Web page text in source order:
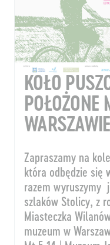
KOŁO
POŁOŻONE
WARSZAWIE
Zapraszamy na
która odbędzie się
razem wyruszymy
szlaków Stolicy, z
Miasteczka
muzeum w